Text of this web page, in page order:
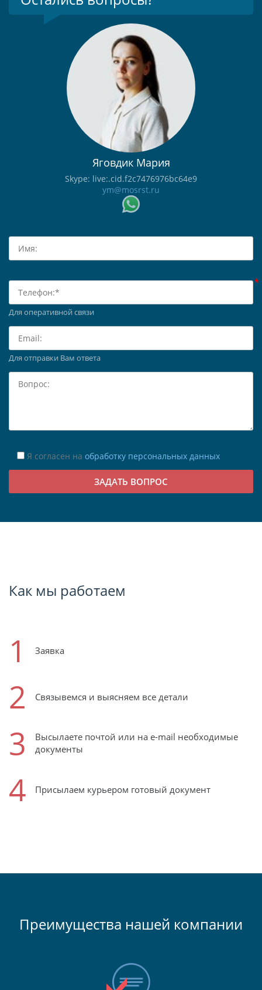
Яговдик Мария
Skype: live:.cid.f2c7476976bc64e9
ym@mosrst.ru
Для оперативной связи
Для отправки Вам ответа
Я согласен на обработку персональных данных
Как мы работаем
1 Заявка
2 Связывемся и выясняем все детали
3
Высылаете почтой или на e-mail необходимые
документы
4 Присылаем курьером готовый документ
Преимущества нашей компании